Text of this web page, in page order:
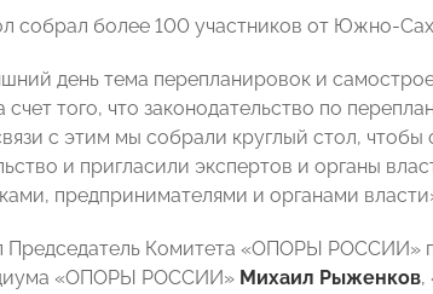
собрал более 100 участников от Южно-
день тема перепланировок и
счет того, что законодательство по
с этим мы собрали круглый стол,
и пригласили экспертов и органы
предпринимателями и органами
Председатель Комитета «ОПОРЫ
«ОПОРЫ РОССИИ» Михаил Рыженков,